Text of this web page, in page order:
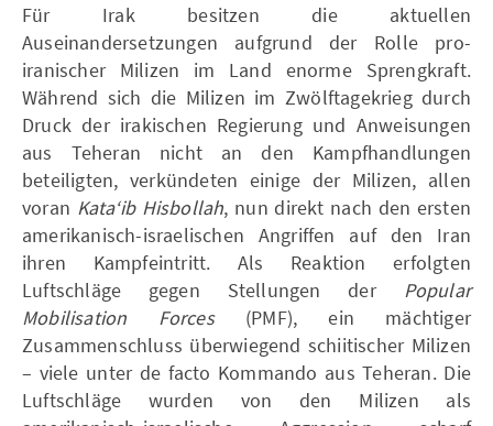
Für Irak besitzen die aktuellen
Auseinandersetzungen aufgrund der Rolle pro-
iranischer Milizen im Land enorme Sprengkraft.
Während sich die Milizen im Zwölftagekrieg durch
Druck der irakischen Regierung und Anweisungen
aus Teheran nicht an den Kampfhandlungen
beteiligten, verkündeten einige der Milizen, allen
voran Kata‘ib Hisbollah, nun direkt nach den ersten
amerikanisch-israelischen Angriffen auf den Iran
ihren Kampfeintritt. Als Reaktion erfolgten
Luftschläge gegen Stellungen der Popular
Mobilisation Forces(PMF), ein mächtiger
Zusammenschluss überwiegend schiitischer Milizen
– viele unter de facto Kommando aus Teheran. Die
Luftschläge wurden von den Milizen als